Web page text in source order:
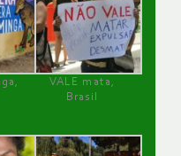
VALE mata,
Brasil